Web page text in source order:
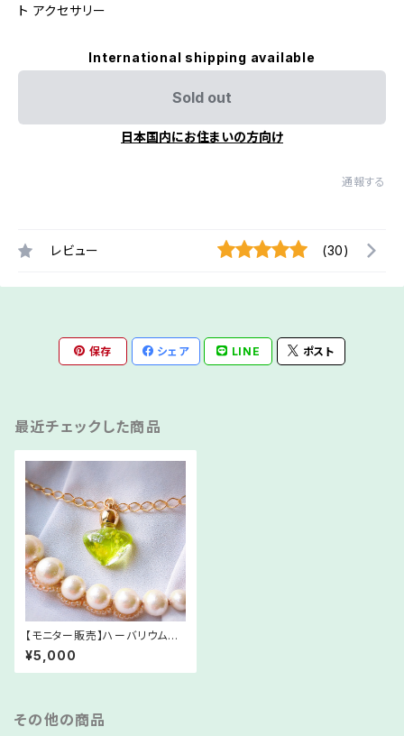
ト アクセサリー
International shipping available
Sold out
日本国内にお住まいの方向け
通報する
レビュー (30)
保存 シェア LINE ポスト
最近チェックした商品
【モニター販売】ハーバリウム風
メモリーオイル「yen」
¥5,000
その他の商品